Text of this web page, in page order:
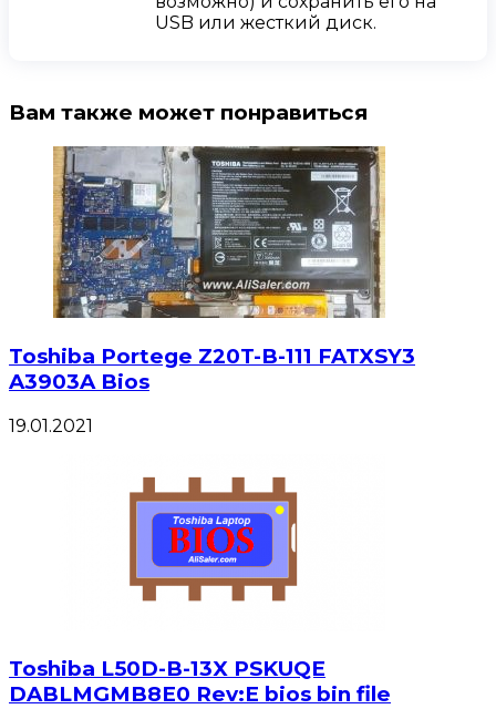
USB или жесткий диск.
Вам также может понравиться
Toshiba Portege Z20T-B-111 FATXSY3
A3903A Bios
19.01.2021
Toshiba L50D-B-13X PSKUQE
DABLMGMB8E0 Rev:E bios bin file